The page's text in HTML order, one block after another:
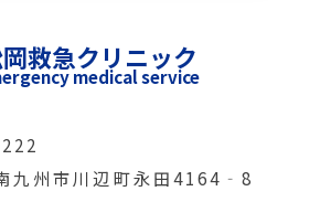
救急クリニック
medical service
九州市川辺町永田4164‐8